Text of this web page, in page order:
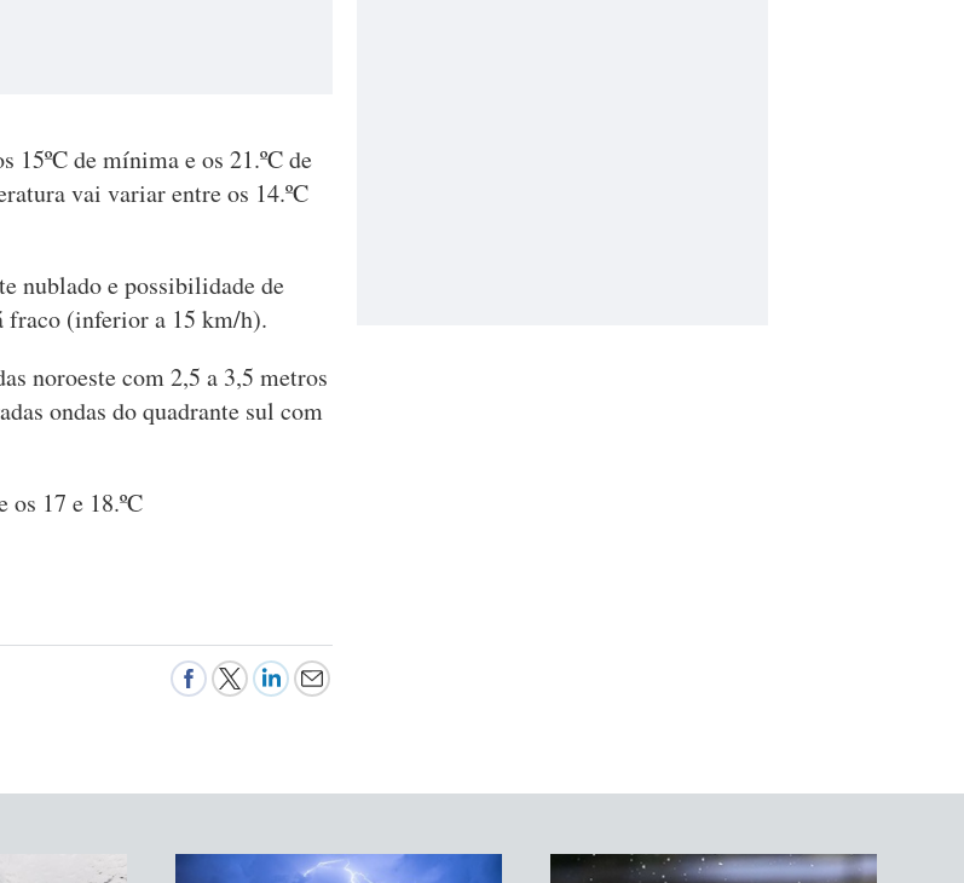
15ºC de mínima e os 21.ºC de
vai variar entre os 14.ºC
nublado e possibilidade de
fraco (inferior a 15 km/h).
noroeste com 2,5 a 3,5 metros
ondas do quadrante sul com
17 e 18.ºC